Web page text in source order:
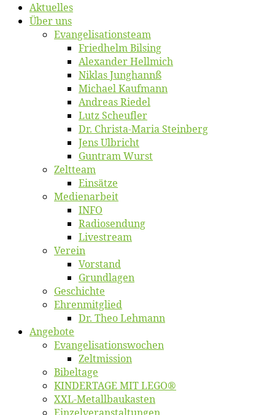
Ak­tu­el­les
Über uns
Evangelisa­tions­team
Fried­helm Bilsing
Alex­an­der Hellmich
Ni­klas Junghannß
Mi­cha­el Kaufmann
An­dre­as Riedel
Lutz Scheuf­ler
Dr. Chris­­ta-Ma­ria Steinberg
Jens Ulb­richt
Gun­tram Wurst
Zelt­team
Ein­sät­ze
Me­di­en­ar­beit
INFO
Ra­dio­sen­dung
Live­stream
Ver­ein
Vor­stand
Grund­la­gen
Ge­schich­te
Eh­ren­mit­glied
Dr. Theo Lehmann
An­ge­bo­te
Evangelisa­tions­wo­chen
Zelt­mis­si­on
Bi­bel­ta­ge
KINDERTAGE MIT LEGO®
XXL-Me­­tal­l­­bau­­kas­­ten